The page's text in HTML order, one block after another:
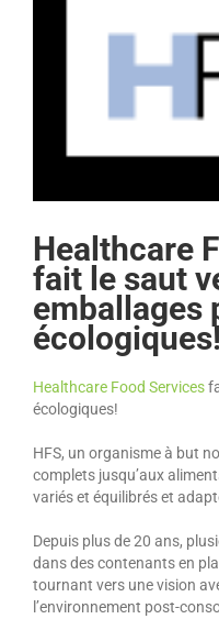
Healthcare
fait le saut
emballages
écologiques!
Healthcare Food Services
écologiques!
HFS, un organisme à but
complets jusqu’aux
variés et équilibrés et
Depuis plus de 20 ans,
dans des contenants en
tournant vers une vision
l’environnement post-